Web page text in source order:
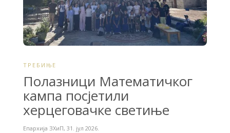
ТРЕБИЊЕ
Полазници Математичког
кампа посјетили
херцеговачке светиње
Епархија ЗХиП, 31. јул 2026.